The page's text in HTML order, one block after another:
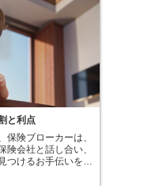
と利点
保険ブローカーは、
険会社と話し合い、
つけるお手伝いをす